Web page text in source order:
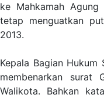
ke Mahkamah
tetap menguatkan
2013.
Kepala Bagian Hukum
membenarkan surat
Walikota. Bahkan